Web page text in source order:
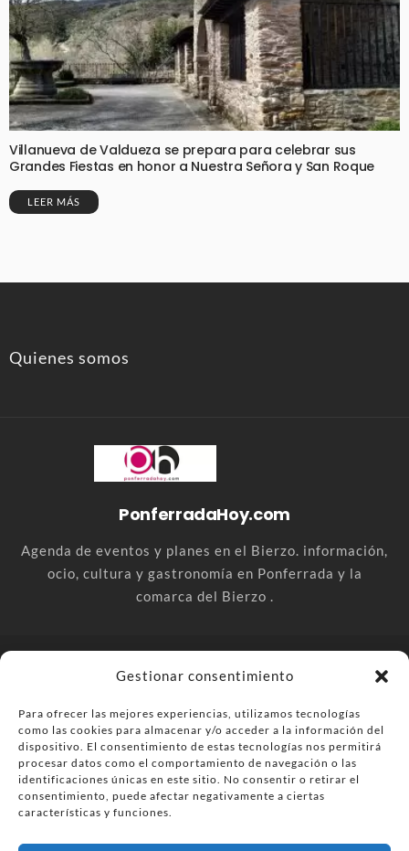
Gestionar consentimiento
Para ofrecer las mejores experiencias, utilizamos tecnologías
como las cookies para almacenar y/o acceder a la información del
dispositivo. El consentimiento de estas tecnologías nos permitirá
procesar datos como el comportamiento de navegación o las
identificaciones únicas en este sitio. No consentir o retirar el
consentimiento, puede afectar negativamente a ciertas
características y funciones.
Villanueva de Valdueza se prepara para celebrar sus
Grandes Fiestas en honor a Nuestra Señora y San Roque
LEER MÁS
Quienes somos
PonferradaHoy.com
Agenda de eventos y planes en el Bierzo. información,
ocio, cultura y gastronomía en Ponferrada y la
comarca del Bierzo .
comarca del Bierzo
Anúnciate
Más información sobre las cookies
Envía tu negocio
Contacta Política de privacidad